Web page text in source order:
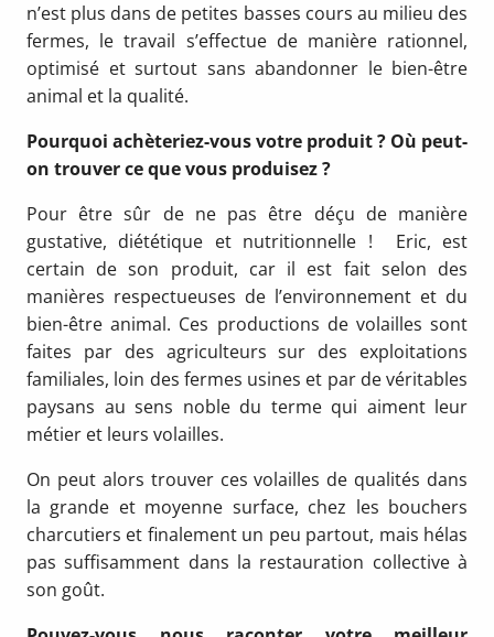
n’est plus dans de petites basses cours au milieu des
fermes, le travail s’effectue de manière rationnel,
optimisé et surtout sans abandonner le bien-être
animal et la qualité.
Pourquoi achèteriez-vous votre produit ? Où peut-
on trouver ce que vous produisez ?
Pour être sûr de ne pas être déçu de manière
gustative, diététique et nutritionnelle ! Eric, est
certain de son produit, car il est fait selon des
manières respectueuses de l’environnement et du
bien-être animal. Ces productions de volailles sont
faites par des agriculteurs sur des exploitations
familiales, loin des fermes usines et par de véritables
paysans au sens noble du terme qui aiment leur
métier et leurs volailles.
On peut alors trouver ces volailles de qualités dans
la grande et moyenne surface, chez les bouchers
charcutiers et finalement un peu partout, mais hélas
pas suffisamment dans la restauration collective à
son goût.